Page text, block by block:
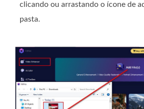
clicando ou arrastando o ícone de
pasta.